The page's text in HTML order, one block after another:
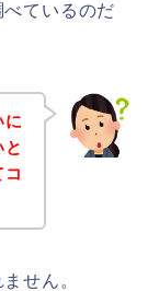
ているのだ
に
せん。